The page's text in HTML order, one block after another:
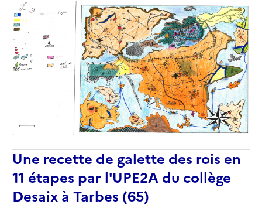
Image
de
couverture
(conseillée)
Une recette de galette des rois en
11 étapes par l'UPE2A du collège
Desaix à Tarbes (65)